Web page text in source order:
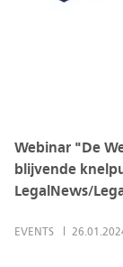
Webinar "De
blijvende
LegalNews/
EVENTS